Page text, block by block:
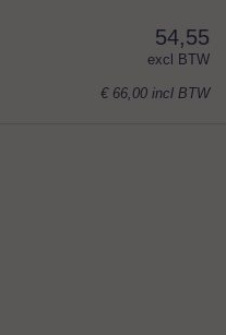
54,55
excl BTW
€ 66,00 incl BTW